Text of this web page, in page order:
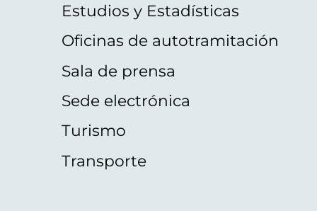
Estudios y Estadísticas
Oficinas de autotramitación
Sala de prensa
Sede electrónica
Turismo
Transporte